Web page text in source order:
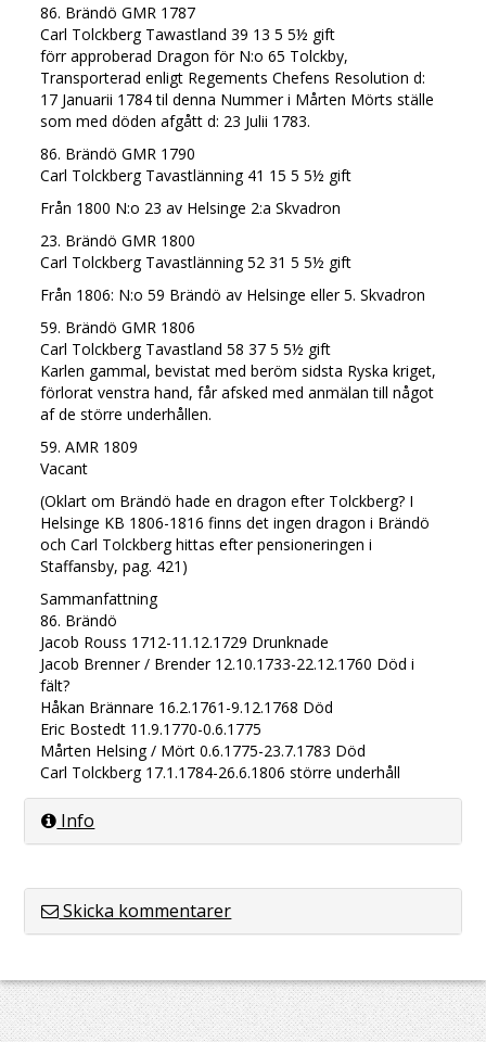
86. Brändö GMR 1787
Carl Tolckberg Tawastland 39 13 5 5½ gift
förr approberad Dragon för N:o 65 Tolckby,
Transporterad enligt Regements Chefens Resolution d:
17 Januarii 1784 til denna Nummer i Mårten Mörts ställe
som med döden afgått d: 23 Julii 1783.
86. Brändö GMR 1790
Carl Tolckberg Tavastlänning 41 15 5 5½ gift
Från 1800 N:o 23 av Helsinge 2:a Skvadron
23. Brändö GMR 1800
Carl Tolckberg Tavastlänning 52 31 5 5½ gift
Från 1806: N:o 59 Brändö av Helsinge eller 5. Skvadron
59. Brändö GMR 1806
Carl Tolckberg Tavastland 58 37 5 5½ gift
Karlen gammal, bevistat med beröm sidsta Ryska kriget,
förlorat venstra hand, får afsked med anmälan till något
af de större underhållen.
59. AMR 1809
Vacant
(Oklart om Brändö hade en dragon efter Tolckberg? I
Helsinge KB 1806-1816 finns det ingen dragon i Brändö
och Carl Tolckberg hittas efter pensioneringen i
Staffansby, pag. 421)
Sammanfattning
86. Brändö
Jacob Rouss 1712-11.12.1729 Drunknade
Jacob Brenner / Brender 12.10.1733-22.12.1760 Död i
fält?
Håkan Brännare 16.2.1761-9.12.1768 Död
Eric Bostedt 11.9.1770-0.6.1775
Mårten Helsing / Mört 0.6.1775-23.7.1783 Död
Carl Tolckberg 17.1.1784-26.6.1806 större underhåll
Info
Skicka kommentarer